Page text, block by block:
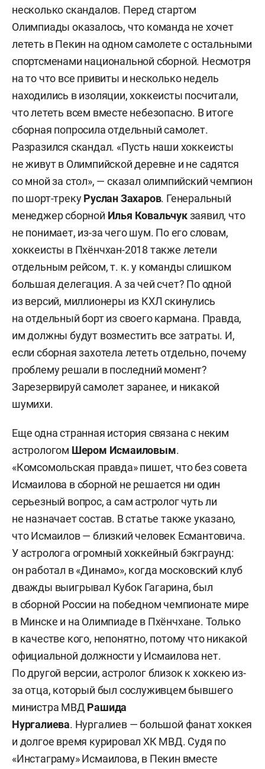
несколько скандалов. Перед стартом
Олимпиады оказалось, что команда не хочет
лететь в Пекин на одном самолете с остальными
спортсменами национальной сборной. Несмотря
на то что все привиты и несколько недель
находились в изоляции, хоккеисты посчитали,
что лететь всем вместе небезопасно. В итоге
сборная попросила отдельный самолет.
Разразился скандал. «Пусть наши хоккеисты
не живут в Олимпийской деревне и не садятся
со мной за стол», — сказал олимпийский чемпион
по шорт-трекуРуслан Захаров. Генеральный
менеджер сборной Илья Ковальчукзаявил, что
не понимает, из-за чего шум. По его словам,
хоккеисты в Пхёнчхан-2018 также летели
отдельным рейсом, т. к. у команды слишком
большая делегация. А за чей счет? По одной
из версий, миллионеры из КХЛ скинулись
на отдельный борт из своего кармана. Правда,
им должны будут возместить все затраты. И,
если сборная захотела лететь отдельно, почему
проблему решали в последний момент?
Зарезервируй самолет заранее, и никакой
шумихи.
Еще одна странная история связана с неким
астрологом Шером Исмаиловым.
«Комсомольская правда» пишет, что без совета
Исмаилова в сборной не решается ни один
серьезный вопрос, а сам астролог чуть ли
не назначает состав. В статье также указано,
что Исмаилов — близкий человек Есмантовича.
У астролога огромный хоккейный бэкграунд:
он работал в «Динамо», когда московский клуб
дважды выигрывал Кубок Гагарина, был
в сборной России на победном чемпионате мире
в Минске и на Олимпиаде в Пхёнчхане. Только
в качестве кого, непонятно, потому что никакой
официальной должности у Исмаилова нет.
По другой версии, астролог близок к хоккею из-
за отца, который был сослуживцем бывшего
министра МВД Рашида
Нургалиева. Нургалиев — большой фанат хоккея
и долгое время курировал ХК МВД. Судя по
«Инстаграму» Исмаилова, в Пекин вместе